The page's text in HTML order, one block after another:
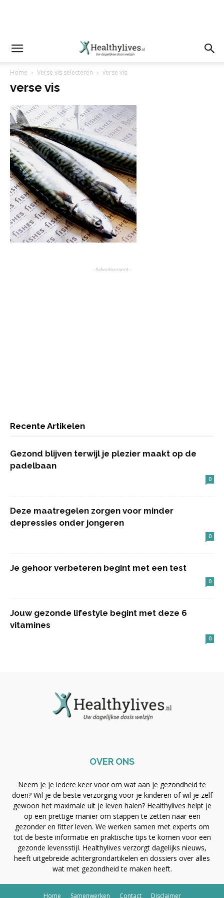
Home Verse vis selecteren verse vis
verse vis
- Advertisement -
Recente Artikelen
Gezond blijven terwijl je plezier maakt op de
padelbaan
0
Deze maatregelen zorgen voor minder
depressies onder jongeren
0
Je gehoor verbeteren begint met een test
0
Jouw gezonde lifestyle begint met deze 6
vitamines
0
OVER ONS
Neem je je iedere keer voor om wat aan je gezondheid te
doen? Wil je de beste verzorging voor je kinderen of wil je zelf
gewoon het maximale uit je leven halen? Healthylives helpt je
op een prettige manier om stappen te zetten naar een
gezonder en fitter leven. We werken samen met experts om
tot de beste informatie en praktische tips te komen voor een
gezonde levensstijl. Healthylives verzorgt dagelijks nieuws,
heeft uitgebreide achtergrondartikelen en dossiers over alles
wat met gezondheid te maken heeft.
Home Samenwerken Contact Disclaimer